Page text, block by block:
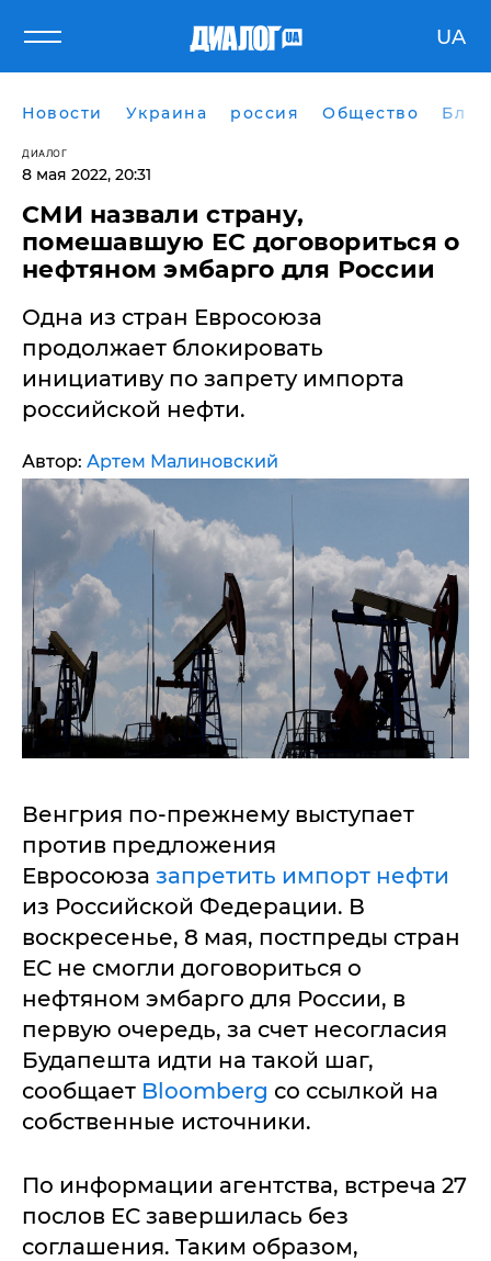
UA
Новости Украина россия Общество
ДИАЛОГ
8 мая 2022, 20:31
СМИ назвали страну,
помешавшую ЕС договориться о
нефтяном эмбарго для России
Одна из стран Евросоюза
продолжает блокировать
инициативу по запрету импорта
российской нефти.
Автор: Артем Малиновский
Венгрия по-прежнему выступает
против предложения
Евросоюза запретить импорт нефти
из Российской Федерации. В
воскресенье, 8 мая, постпреды стран
ЕС не смогли договориться о
нефтяном эмбарго для России, в
первую очередь, за счет несогласия
Будапешта идти на такой шаг,
сообщает Bloomberg со ссылкой на
собственные источники.
По информации агентства, встреча 27
послов ЕС завершилась без
соглашения. Таким образом,